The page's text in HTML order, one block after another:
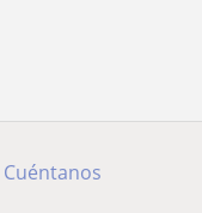
Cuéntanos